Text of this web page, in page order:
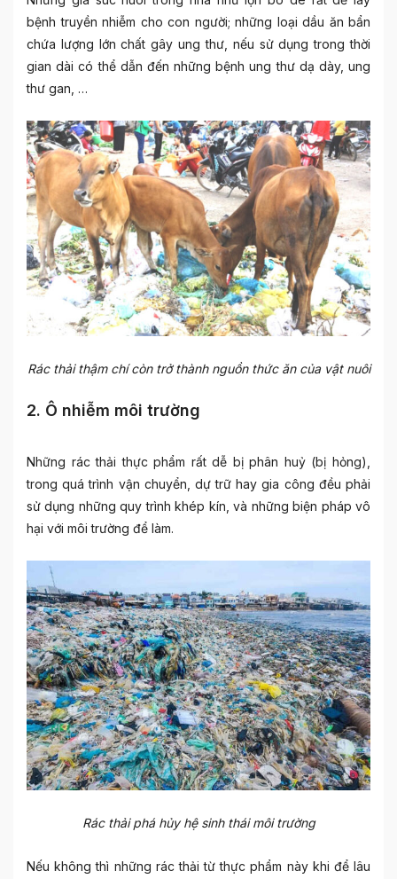
bệnh truyền nhiễm cho con người; những loại dầu ăn bẩn
chứa lượng lớn chất gây ung thư, nếu sử dụng trong thời
gian dài có thể dẫn đến những bệnh ung thư dạ dày, ung
thư gan, …
Rác thải thậm chí còn trở thành nguồn thức ăn của vật nuôi
2. Ô nhiễm môi trường
Những rác thải thực phẩm rất dễ bị phân huỷ (bị hỏng),
trong quá trình vận chuyển, dự trữ hay gia công đều phải
sử dụng những quy trình khép kín, và những biện pháp vô
hại với môi trường để làm.
Rác thải phá hủy hệ sinh thái môi trường
Nếu không thì những rác thải từ thực phẩm này khi để lâu